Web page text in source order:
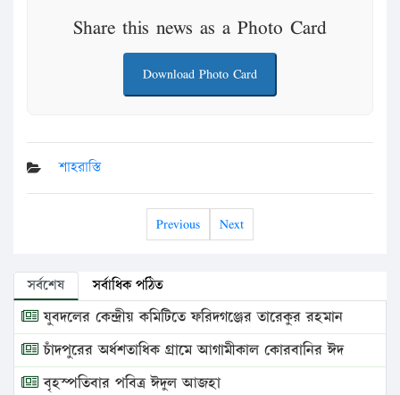
Share this news as a Photo Card
Download Photo Card
শাহরাস্তি
Previous Next
সর্বশেষ সর্বাধিক পঠিত
যুবদলের কেন্দ্রীয় কমিটিতে ফরিদগঞ্জের তারেকুর রহমান
চাঁদপুরের অর্ধশতাধিক গ্রামে আগামীকাল কোরবানির ঈদ
বৃহস্পতিবার পবিত্র ঈদুল আজহা